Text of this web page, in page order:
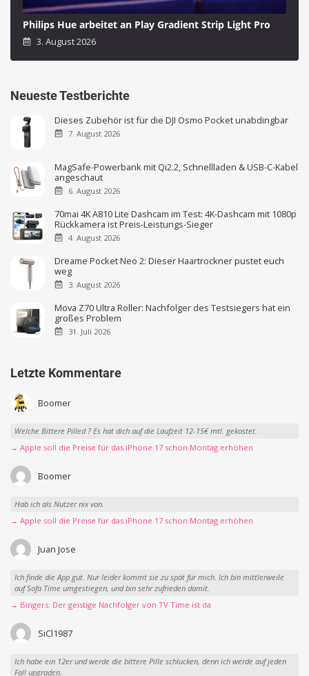
Philips Hue arbeitet an Play Gradient Strip Light Pro
3. August 2026
Neueste Testberichte
Dieses Zubehör ist für die DJI Osmo Pocket unabdingbar
7. August 2026
MagSafe-Powerbank mit Qi2.2, Schnellladen & USB-C-Kabel
angeschaut
6. August 2026
70mai 4K A810 Lite Dashcam im Test: 4K-Dashcam mit 1080p
Rückkamera ist Preis-Leistungs-Sieger
4. August 2026
Dreame Pocket Neo 2: Dieser Haartrockner pustet euch
weg
3. August 2026
Mova Z70 Ultra Roller: Nachfolger des Testsiegers hat ein
großes Problem
31. Juli 2026
Letzte Kommentare
Boomer
Welche Bittere Pilled ? Es hat dich auf die Laufzeit 12-15€ mtl. gekostet.
→ Apple soll die Preise für das iPhone 17 schon Montag erhöhen
Boomer
Hab ich als Nutzer nix von.
→ Apple soll die Preise für das iPhone 17 schon Montag erhöhen
Juan Jose
Ich finde die App gut. Nur leider kommt sie zu spät für mich. Ich bin mittlerweile
auf Sofa Time umgestiegen, und bin sehr zufrieden damit.
→ Bingers: Der geistige Nachfolger von TV Time ist da
SiCl1987
Ich habe ein 12er und werde die bittere Pille schlucken, denn ich werde auf jeden
Fall upgraden.